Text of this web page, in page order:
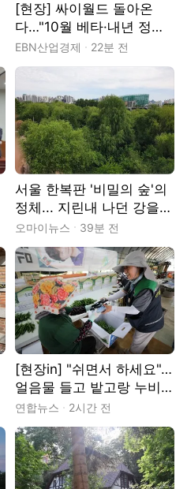
[현장] 싸이월드 돌아온
다…"10월 베타·내년 정식
오픈 목표"
EBN산업경제 22분 전
서울 한복판 '비밀의 숲'의
정체... 지린내 나던 강을
바꾼 사람들
오마이뉴스 39분 전
[현장in] "쉬면서 하세요"…
얼음물 들고 밭고랑 누비는
폭염 예방요원들
연합뉴스 2시간 전